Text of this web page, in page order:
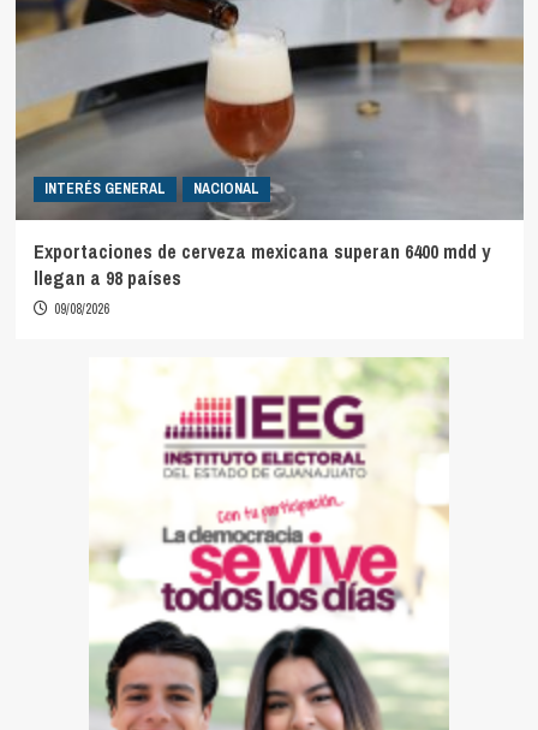
INTERÉS GENERAL NACIONAL
Exportaciones de cerveza mexicana superan 6400 mdd y
llegan a 98 países
09/08/2026